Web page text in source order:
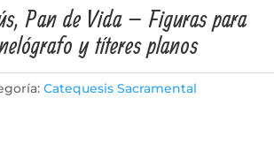
Pan de Vida – Figuras para
y títeres planos
Catequesis Sacramental